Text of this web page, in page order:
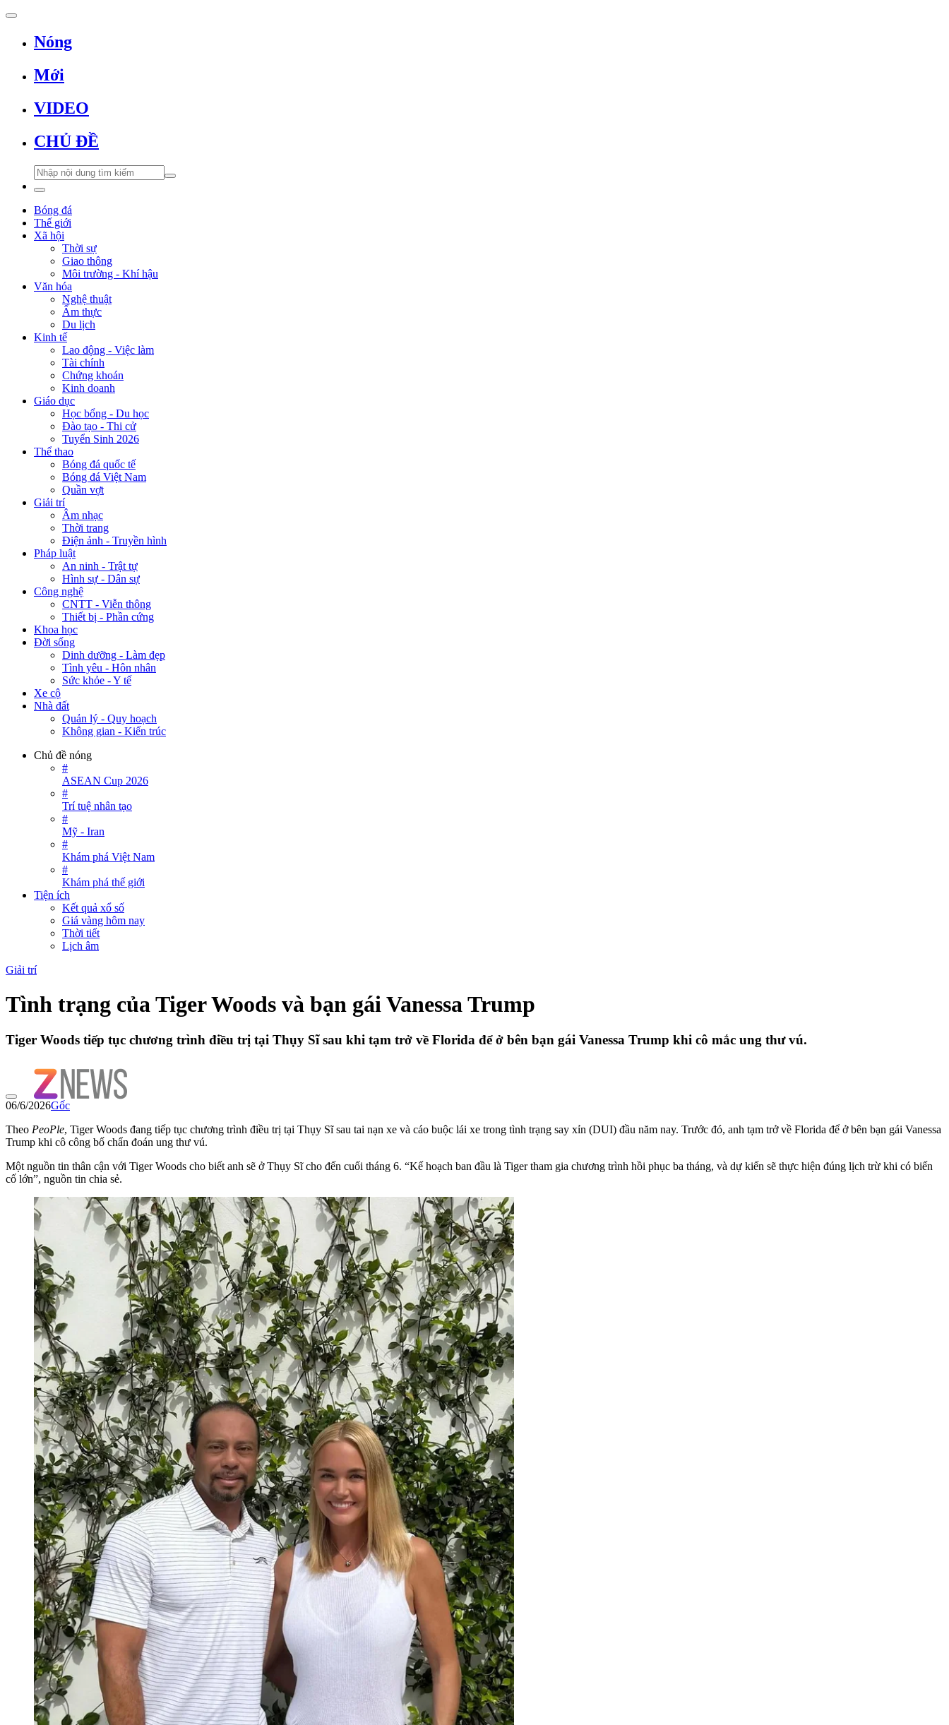
Nóng
Mới
VIDEO
CHỦ ĐỀ
Bóng đá
Thế giới
Xã hội
Thời sự
Giao thông
Môi trường - Khí hậu
Văn hóa
Nghệ thuật
Ẩm thực
Du lịch
Kinh tế
Lao động - Việc làm
Tài chính
Chứng khoán
Kinh doanh
Giáo dục
Học bổng - Du học
Đào tạo - Thi cử
Tuyển Sinh 2026
Thể thao
Bóng đá quốc tế
Bóng đá Việt Nam
Quần vợt
Giải trí
Âm nhạc
Thời trang
Điện ảnh - Truyền hình
Pháp luật
An ninh - Trật tự
Hình sự - Dân sự
Công nghệ
CNTT - Viễn thông
Thiết bị - Phần cứng
Khoa học
Đời sống
Dinh dưỡng - Làm đẹp
Tình yêu - Hôn nhân
Sức khỏe - Y tế
Xe cộ
Nhà đất
Quản lý - Quy hoạch
Không gian - Kiến trúc
Chủ đề nóng
#
ASEAN Cup 2026
#
Trí tuệ nhân tạo
#
Mỹ - Iran
#
Khám phá Việt Nam
#
Khám phá thế giới
Tiện ích
Kết quả xổ số
Giá vàng hôm nay
Thời tiết
Lịch âm
Giải trí
Tình trạng của Tiger Woods và bạn gái Vanessa Trump
Tiger Woods tiếp tục chương trình điều trị tại Thụy Sĩ sau khi tạm trở về Florida để ở bên bạn gái Vanessa Trump khi cô mắc ung thư vú.
06/6/2026Gốc
Theo PeoPle, Tiger Woods đang tiếp tục chương trình điều trị tại Thụy Sĩ sau tai nạn xe và cáo buộc lái xe trong tình trạng say xỉn (DUI) đầu năm nay. Trước đó, anh tạm trở về Florida để ở bên bạn gái Vanessa
Trump khi cô công bố chẩn đoán ung thư vú.
Một nguồn tin thân cận với Tiger Woods cho biết anh sẽ ở Thụy Sĩ cho đến cuối tháng 6. “Kế hoạch ban đầu là Tiger tham gia chương trình hồi phục ba tháng, và dự kiến sẽ thực hiện đúng lịch trừ khi có biến
cố lớn”, nguồn tin chia sẻ.